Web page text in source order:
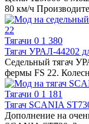
80 км/ч
Тягачи 0 1 380
Тягач УРАЛ-44202
Седельный тягач
фермы FS 22.
Тягачи 0 1 181
Тягач SCANIA
Дополнение на